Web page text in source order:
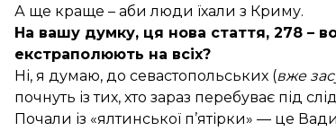
А ще краще – аби люди їхали з Криму.
На вашу думку, ця нова стаття, 278 –
екстраполюють на всіх?
Ні, я думаю, до севастопольських (вже
почнуть із тих, хто зараз перебуває під
Почали із «ялтинської п’ятірки» — це